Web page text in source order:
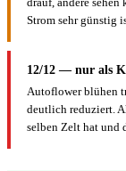
Strom sehr günstig
12/12 — nur als
Autoflower blühen
deutlich reduziert.
selben Zelt hat und